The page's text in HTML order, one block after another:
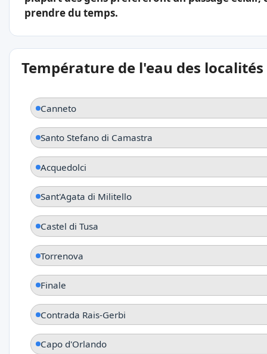
prendre du temps.
Température de l'eau des
Canneto
Santo Stefano di Camastra
Acquedolci
Sant'Agata di Militello
Castel di Tusa
Torrenova
Finale
Contrada Rais-Gerbi
Capo d'Orlando